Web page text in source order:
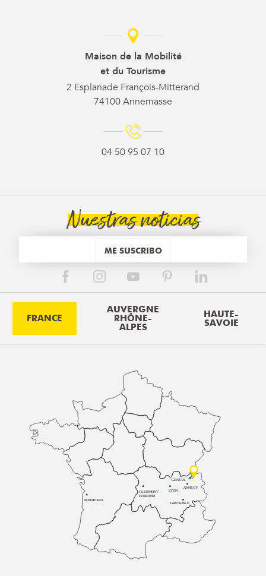
Maison de la Mobilité
et du Tourisme
2 Esplanade François-Mitterand
74100 Annemasse
04 50 95 07 10
Nuestras noticias
ME SUSCRIBO
FRANCE
AUVERGNE
RHÔNE-
ALPES
HAUTE-
SAVOIE
BORDEAUX
CLERMONT-
FERRAND
LYON
ANNECY
GRENOBLE
GENÈVE